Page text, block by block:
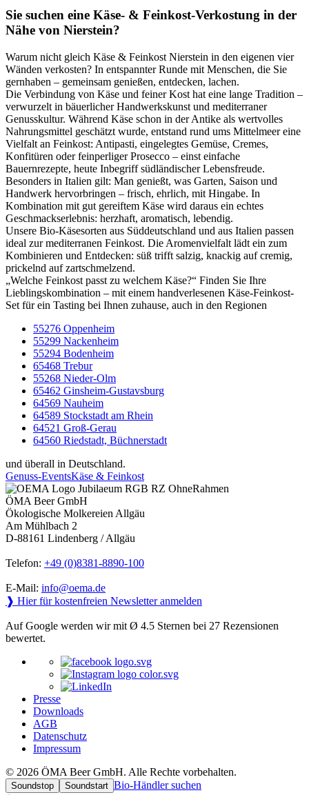
Sie suchen eine Käse- & Feinkost-Verkostung in der
Nähe von Nierstein?
Warum nicht gleich Käse & Feinkost Nierstein in den eigenen vier
Wänden verkosten? In entspannter Runde mit Menschen, die Sie
gernhaben – gemeinsam genießen, entdecken, lachen.
Die Verbindung von Käse und feiner Kost hat eine lange Tradition –
verwurzelt in bäuerlicher Handwerkskunst und mediterraner
Genusskultur. Während Käse schon in der Antike als wertvolles
Nahrungsmittel geschätzt wurde, entstand rund ums Mittelmeer eine
Vielfalt an Feinkost: Antipasti, eingelegtes Gemüse, Cremes,
Konfitüren oder feinperliger Prosecco – einst einfache
Bauernrezepte, heute Inbegriff südländischer Lebensfreude.
Besonders in Italien gilt: Man genießt, was Garten, Saison und
Handwerk hervorbringen – frisch, ehrlich, mit Hingabe. In
Kombination mit gut gereiftem Käse wird daraus ein echtes
Geschmackserlebnis: herzhaft, aromatisch, lebendig.
Unsere Bio-Käsesorten aus Süddeutschland und aus Italien passen
ideal zur mediterranen Feinkost. Die Aromenvielfalt lädt ein zum
Kombinieren und Entdecken: süß trifft salzig, knackig auf cremig,
prickelnd auf zartschmelzend.
„Welche Feinkost passt zu welchem Käse?“ Finden Sie Ihre
Lieblingskombination – mit einem handverlesenen Käse-Feinkost-
Set für ein Tasting bei Ihnen zuhause, auch in den Regionen
55276 Oppenheim
55299 Nackenheim
55294 Bodenheim
65468 Trebur
55268 Nieder-Olm
65462 Ginsheim-Gustavsburg
64569 Nauheim
64589 Stockstadt am Rhein
64521 Groß-Gerau
64560 Riedstadt, Büchnerstadt
und überall in Deutschland.
Genuss-EventsKäse & Feinkost
ÖMA Beer GmbH
Ökologische Molkereien Allgäu
Am Mühlbach 2
D-88161 Lindenberg / Allgäu
Telefon: +49 (0)8381-8890-100
E-Mail: info@oema.de
❱ Hier für kostenfreien Newsletter anmelden
Auf Google werden wir mit Ø 4.5 Sternen bei 27 Rezensionen
bewertet.
Presse
Downloads
AGB
Datenschutz
Impressum
© 2026 ÖMA Beer GmbH. Alle Rechte vorbehalten.
Soundstop Soundstart Bio-Händler suchen